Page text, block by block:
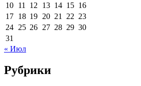
10 11 12 13 14 15 16
17 18 19 20 21 22 23
24 25 26 27 28 29 30
31
« Июл
Рубрики